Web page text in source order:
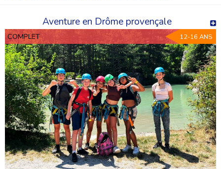
Aventure en Drôme provençale
COMPLET 12-16 ANS